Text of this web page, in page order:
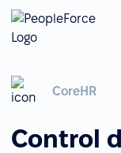
CoreHR
Control